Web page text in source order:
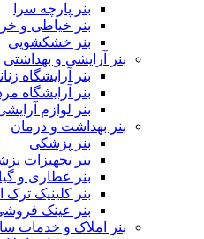
بنر پارچه سرا
بنر خیاطی و
بنر خشکشویی
بنر آرایشی و بهداشتی
بنر آرایشگاه
بنر آرایشگاه
بنر لوازم
بنر بهداشت و درمان
بنر پزشکی
بنر تجهیزات
بنر عطاری و
بنر کلینیک ترک
بنر عینک
بنر املاک و خدمات